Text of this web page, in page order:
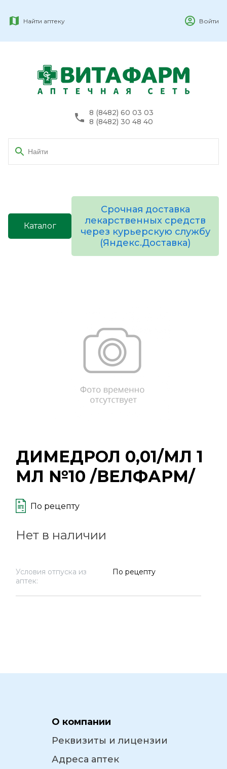
Найти аптеку Войти
8 (8482) 60 03 03
8 (8482) 30 48 40
Каталог
Срочная доставка
лекарственных средств
через курьерскую службу
(Яндекс.Доставка)
ДИМЕДРОЛ 0,01/МЛ 1
МЛ №10 /ВЕЛФАРМ/
По рецепту
Нет в наличии
Условия отпуска из
аптек:
По рецепту
О компании
Реквизиты и лицензии
Адреса аптек